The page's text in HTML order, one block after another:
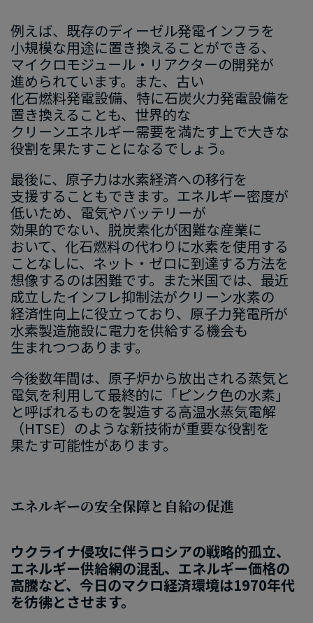
例えば、​既存の​ディーゼル発電インフラを​
小規模な​用途に​置き換える​ことができる、​
マイクロモジュール・リアクターの​開発が​
進められています。​また、​古い​
化石燃料発電設備、​特に​石炭火力発電設備を​
置き換える​ことも、​世界的な​
クリーンエネルギー需要を​満たす上で​大きな​
役割を​果たすことに​なるでしょう。
最後に、​原子力は​水素経済への​移行を​
支援する​ことも​できます。​エネルギー密度が​
低いため、​電気や​バッテリーが​
効果的でない、​脱炭素化が​困難な​産業に​
おいて、​化石燃料の​代わりに​水素を​使用する​
ことなしに、​ネット・ゼロに​到達する​方​法を​
想像するのは​困難です。​また​米国では、​最近​
成立した​インフレ抑制法が​クリーン水素の​
経済性向上に​役立っており、​原子力発電所が​
水素製​造施設に​電力を​供給する​機会も​
生まれつつあ ります。
今後​数年間は、​原子炉から​放出される​蒸気と​
電気を​利用して​最終的に​「ピンク色の​水素」
と​呼ばれる​ものを​製造する​高温水蒸気​電解​
（HTSE）のような​新技術が​重要な​役割を​
果たす可能性が​あ ります。
エネルギーの安全保障と自給の促進
ウクライナ侵攻に伴うロシアの戦略的孤立、
エネルギー供給網の混乱、エネルギー価格の
高騰など、今日のマクロ経済環境は1970年代
を彷彿とさせます。